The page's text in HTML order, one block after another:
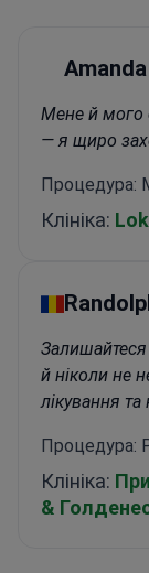
Amanda
Мене й мого
— я щиро
Процедура:
Клініка:
й ніколи не
лікування та
Процедура:
Клініка:
&